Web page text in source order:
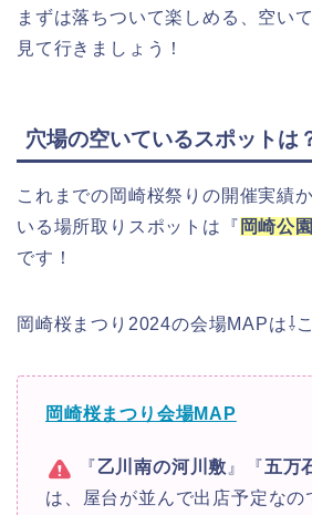
まずは落ちついて楽しめる、空い
見て行きましょう！
穴場の空いているスポットは
これまでの岡崎桜祭りの開催実績
いる場所取りスポットは『 岡崎公
です！
岡崎桜まつり2024の会場MAPは⇩
岡崎桜まつり会場MAP
『乙川南の河川敷 』『五万
は、屋台が並んで出店予定なの